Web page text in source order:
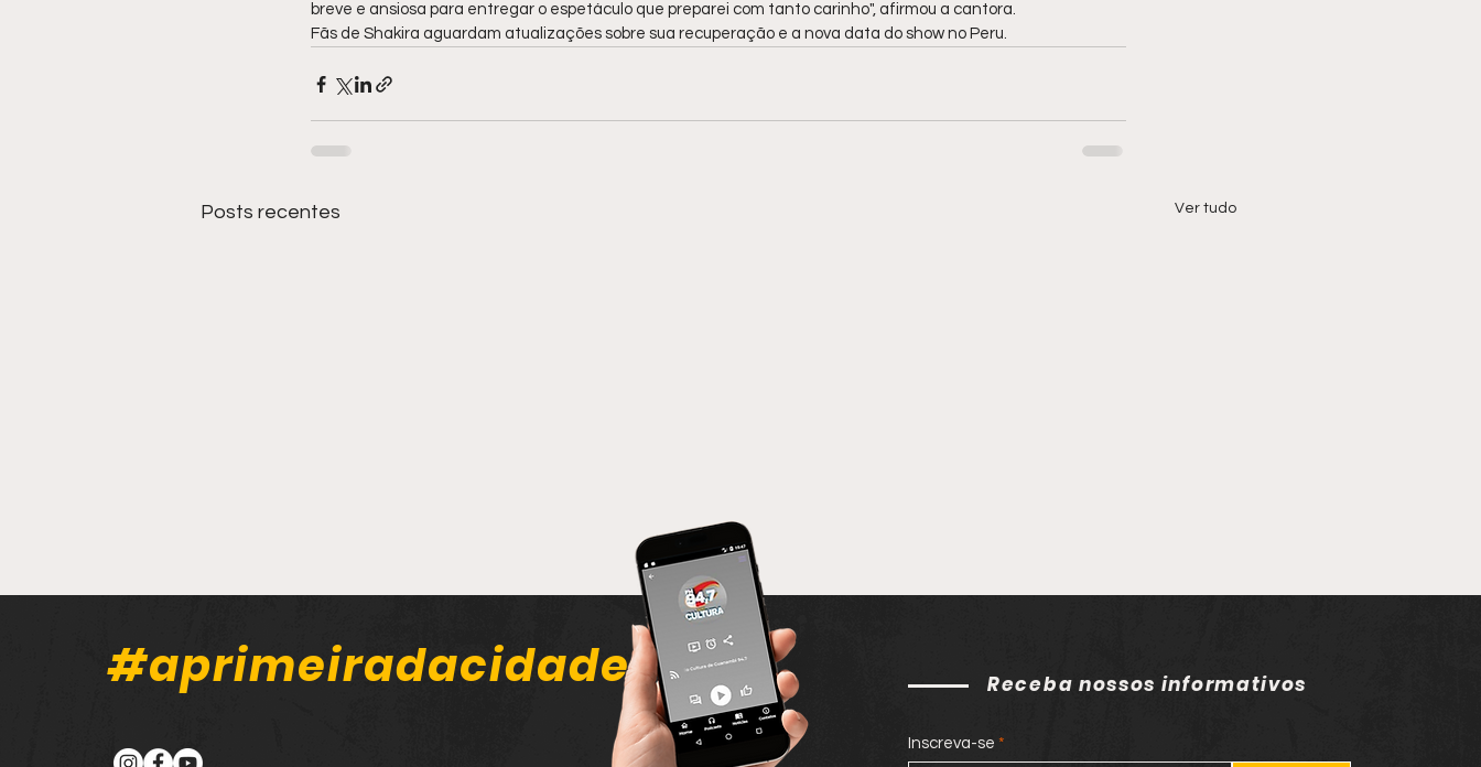
breve e ansiosa para entregar o espetáculo que preparei com tanto carinho", afirmou a cantora.
Fãs de Shakira aguardam atualizações sobre sua recuperação e a nova data do show no Peru.
Posts recentes Ver tudo
#aprimeiradacidade Receba nossos informativos
Inscreva-se